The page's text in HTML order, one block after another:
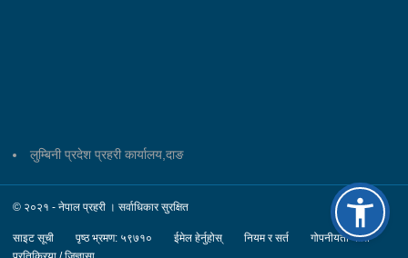
लुम्बिनी प्रदेश प्रहरी कार्यालय,दाङ
© २०२१ - नेपाल प्रहरी । सर्वाधिकार सुरक्षित
साइट सूची पृष्ठ भ्रमण: ५९७१० ईमेल हेर्नुहोस् नियम र सर्त
गोपनीयता नीति